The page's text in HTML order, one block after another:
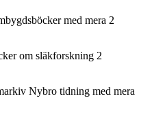
med mera 2
om släkforskning 2
Nybro tidning med mera